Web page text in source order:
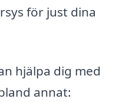
för just dina
hjälpa dig med
annat: